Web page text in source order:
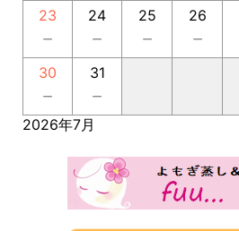
23
－
24
－
25
－
26
－
30
－
31
－
2026年7月